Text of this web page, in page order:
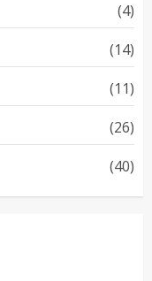
(4)
(14)
(11)
(26)
(40)